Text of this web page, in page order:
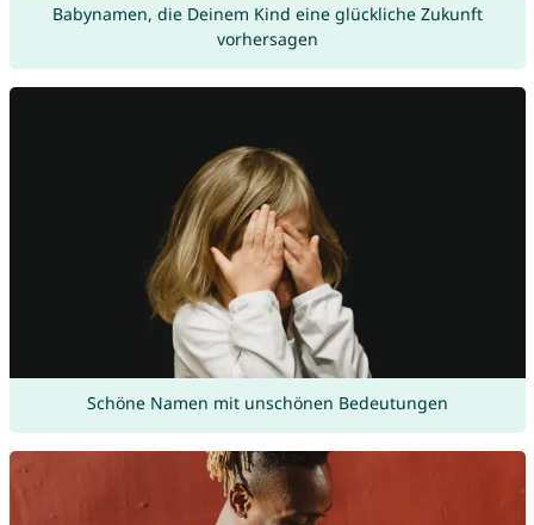
Babynamen, die Deinem Kind eine glückliche Zukunft
vorhersagen
Schöne Namen mit unschönen Bedeutungen